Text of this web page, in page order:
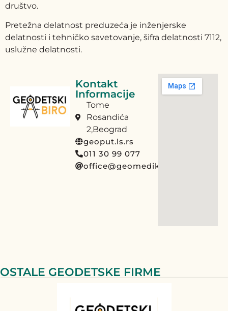
društvo.
Pretežna delatnost preduzeća je inženjerske
delatnosti i tehničko savetovanje, šifra delatnosti 7112,
uslužne delatnosti.
Kontakt
Informacije
Tome
Rosandića
2,Beograd
geoput.ls.rs
011 30 99 077
office@geomedika.rs
OSTALE GEODETSKE FIRME